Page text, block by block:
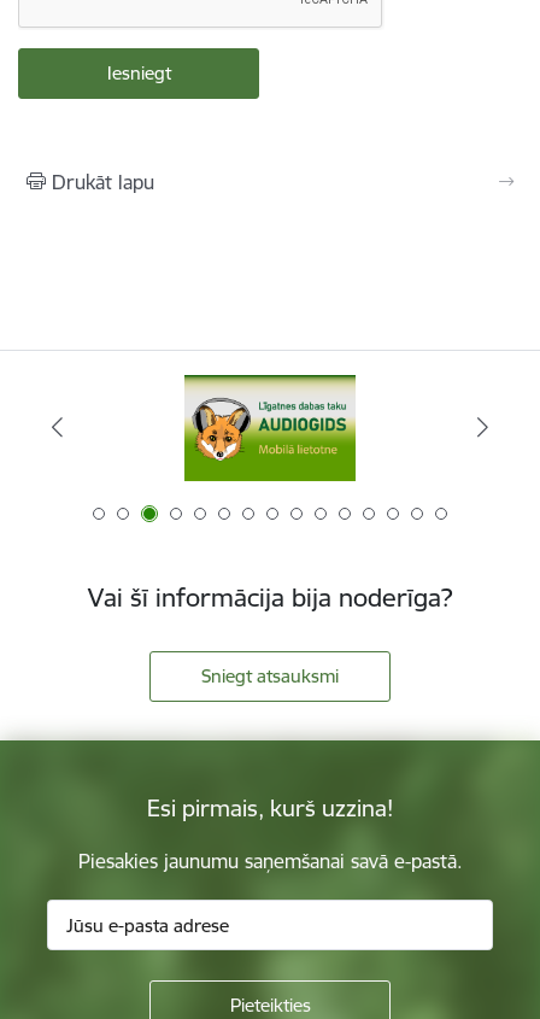
Drukāt lapu
Vai šī informācija bija noderīga?
Sniegt atsauksmi
Esi pirmais, kurš uzzina!
Piesakies jaunumu saņemšanai savā e-pastā.